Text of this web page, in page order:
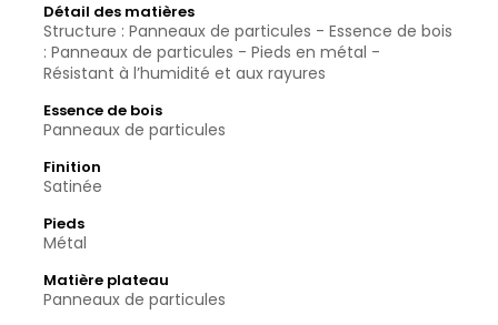
Détail des matières
Structure : Panneaux de particules - Essence de bois
: Panneaux de particules - Pieds en métal -
Résistant à l’humidité et aux rayures
Essence de bois
Panneaux de particules
Finition
Satinée
Pieds
Métal
Matière plateau
Panneaux de particules